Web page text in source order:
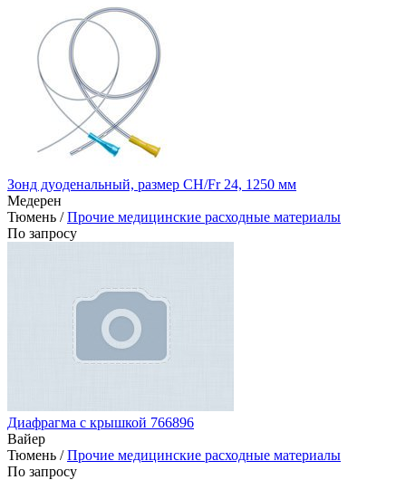
Зонд дуоденальный, размер CH/Fr 24, 1250 мм
Медерен
Тюмень /Прочие медицинские расходные материалы
По запросу
Диафрагма с крышкой 766896
Вайер
Тюмень /Прочие медицинские расходные материалы
По запросу